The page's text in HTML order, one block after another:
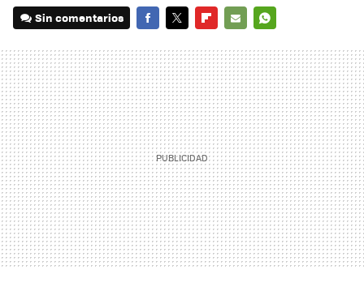
Sin comentarios
MAIL